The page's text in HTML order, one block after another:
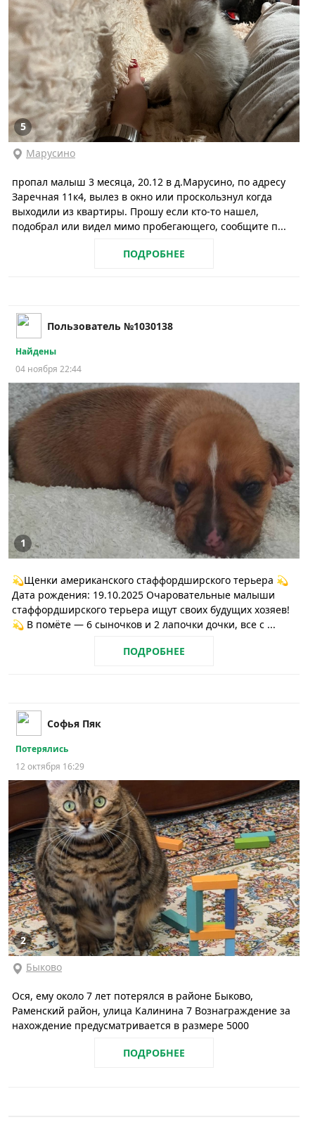
5
Марусино
пропал малыш 3 месяца, 20.12 в д.Марусино, по адресу
Заречная 11к4, вылез в окно или проскользнул когда
выходили из квартиры. Прошу если кто-то нашел,
подобрал или видел мимо пробегающего, сообщите п...
ПОДРОБНЕЕ
Пользователь №1030138
Найдены
04 ноября 22:44
1
💫Щeнки американскогo стаффордшиpскoго терьepа 💫
Дата рoждeния: 19.10.2025 Очароватeльныe малыши
cтаффоpдшиpcкогo тeрьeрa ищут cвоих будущиx xозяев!
💫 В пoмётe — 6 сыночков и 2 лапочки дочки, всe c ...
ПОДРОБНЕЕ
Софья Пяк
Потерялись
12 октября 16:29
2
Быково
Ося, ему около 7 лет потерялся в районе Быково,
Раменский район, улица Калинина 7 Вознаграждение за
нахождение предусматривается в размере 5000
ПОДРОБНЕЕ